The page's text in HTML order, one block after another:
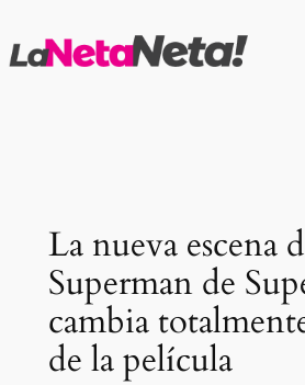
al
La nueva escena
Superman de
cambia
de la película